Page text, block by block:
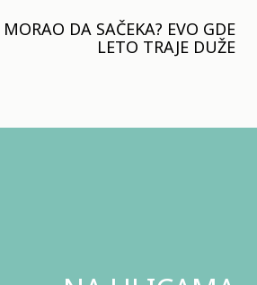
DA SAČEKA? EVO GDE
LETO TRAJE DUŽE